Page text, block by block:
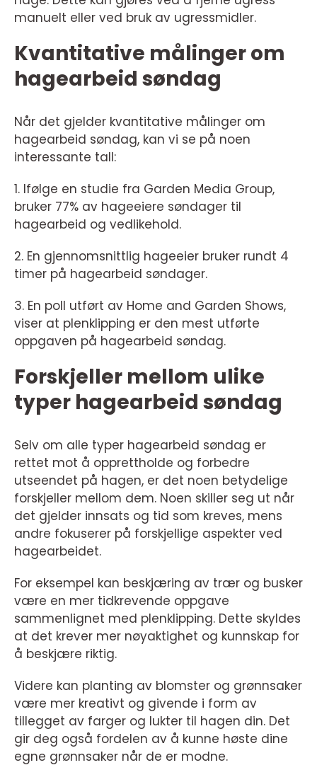
manuelt eller ved bruk av ugressmidler.
Kvantitative målinger om
hagearbeid søndag
Når det gjelder kvantitative målinger om
hagearbeid søndag, kan vi se på noen
interessante tall:
1. Ifølge en studie fra Garden Media Group,
bruker 77% av hageeiere søndager til
hagearbeid og vedlikehold.
2. En gjennomsnittlig hageeier bruker rundt 4
timer på hagearbeid søndager.
3. En poll utført av Home and Garden Shows,
viser at plenklipping er den mest utførte
oppgaven på hagearbeid søndag.
Forskjeller mellom ulike
typer hagearbeid søndag
Selv om alle typer hagearbeid søndag er
rettet mot å opprettholde og forbedre
utseendet på hagen, er det noen betydelige
forskjeller mellom dem. Noen skiller seg ut når
det gjelder innsats og tid som kreves, mens
andre fokuserer på forskjellige aspekter ved
hagearbeidet.
For eksempel kan beskjæring av trær og busker
være en mer tidkrevende oppgave
sammenlignet med plenklipping. Dette skyldes
at det krever mer nøyaktighet og kunnskap for
å beskjære riktig.
Videre kan planting av blomster og grønnsaker
være mer kreativt og givende i form av
tillegget av farger og lukter til hagen din. Det
gir deg også fordelen av å kunne høste dine
egne grønnsaker når de er modne.